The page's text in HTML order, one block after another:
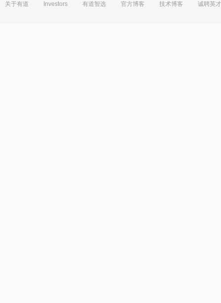
关于有道 Investors 有道智选 官方博客 技术博客 诚聘英才